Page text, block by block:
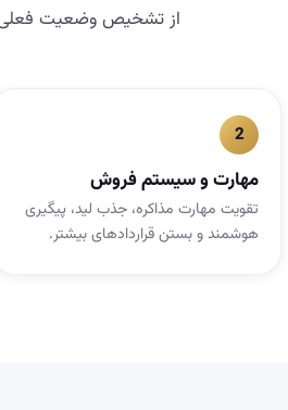
از تشخیص وضعیت فعلی
مهارت و سیستم فروش
تقویت مهارت مذاکره، جذب لید، پیگیری
هوشمند و بستن قراردادهای بیشتر.